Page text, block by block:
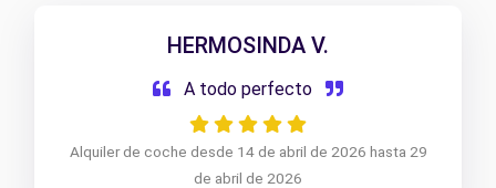
HERMOSINDA V.
A todo perfecto
Alquiler de coche desde 14 de abril de 2026 hasta 29
de abril de 2026